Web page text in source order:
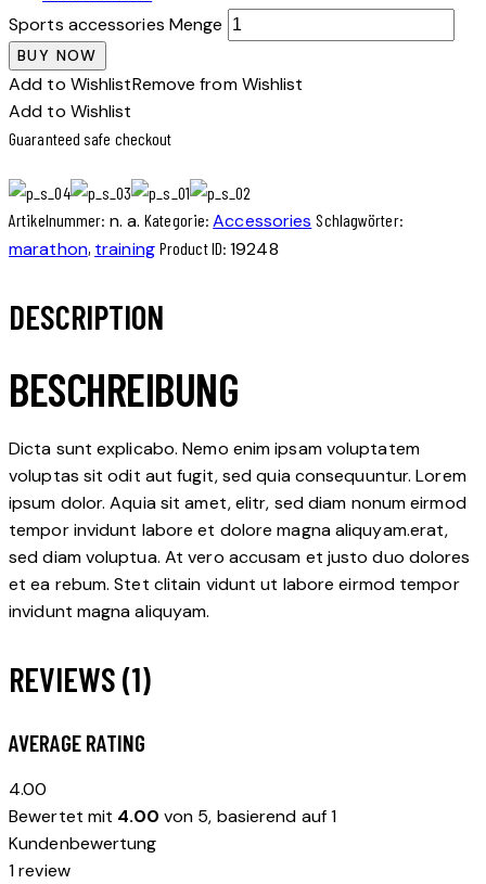
Sports accessories Menge
BUY NOW
Add to WishlistRemove from Wishlist
Add to Wishlist
Guaranteed safe checkout
Artikelnummer: n. a. Kategorie: Accessories Schlagwörter:
marathon, training Product ID:19248
DESCRIPTION
BESCHREIBUNG
Dicta sunt explicabo. Nemo enim ipsam voluptatem
voluptas sit odit aut fugit, sed quia consequuntur. Lorem
ipsum dolor. Aquia sit amet, elitr, sed diam nonum eirmod
tempor invidunt labore et dolore magna aliquyam.erat,
sed diam voluptua. At vero accusam et justo duo dolores
et ea rebum. Stet clitain vidunt ut labore eirmod tempor
invidunt magna aliquyam.
REVIEWS (1)
AVERAGE RATING
4.00
Bewertet mit 4.00 von 5, basierend auf1
Kundenbewertung
1 review